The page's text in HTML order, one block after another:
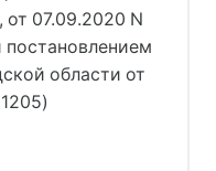
, от 07.09.2020 N
постановлением
области от
)